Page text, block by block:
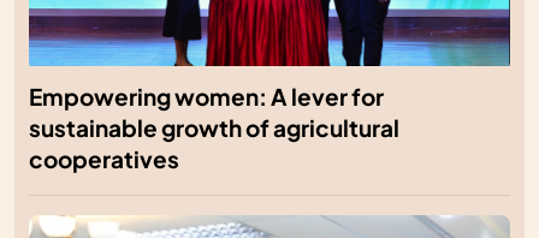
Empowering women: A lever for
sustainable growth of agricultural
cooperatives